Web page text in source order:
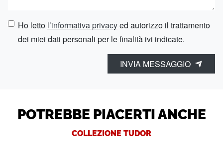
Ho letto l’informativa privacyed autorizzo il trattamento
dei miei dati personali per le finalità ivi indicate.
INVIA MESSAGGIO
POTREBBE PIACERTI ANCHE
COLLEZIONE TUDOR